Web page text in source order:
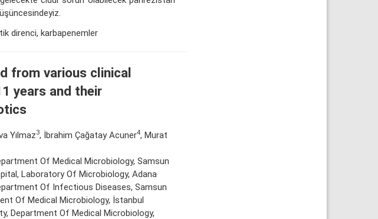
direnci, karbapenemler
from various clinical
years and their
Yılmaz3, İbrahim Çağatay Acuner4, Murat
Of Medical Microbiology, Samsun
Laboratory Of Microbiology, Adana
Of Infectious Diseases, Samsun
Of Medical Microbiology, İstanbul
Department Of Medical Microbiology,